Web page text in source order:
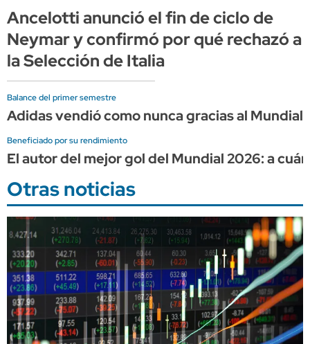
Ancelotti anunció el fin de ciclo de
Neymar y confirmó por qué rechazó a
la Selección de Italia
Balance del primer semestre
Adidas vendió como nunca gracias al
Beneficiado por su rendimiento
El autor del mejor gol del Mundial 2026: a
Otras noticias